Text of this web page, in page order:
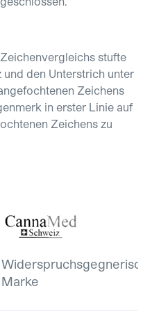
stufte
den Unterstrich unter
Zeichens
in erster Linie auf
Zeichens zu
Marke